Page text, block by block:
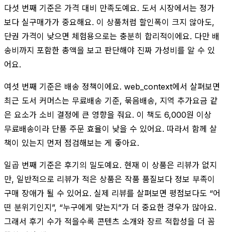
다섯 번째 기준은 가격 대비 만족도예요. 도서 시장에서는 정가
보다 실구매가가 중요해요. 이 상품처럼 할인폭이 크지 않아도,
단권 가격이 낮으면 체험용으로는 충분히 합리적이에요. 다만 배
송비까지 포함한 총액을 보고 판단해야 진짜 가성비를 알 수 있
어요.
여섯 번째 기준은 배송 정책이에요. web_context에서 살펴보면
최근 도서 커머스는 무료배송 기준, 묶음배송, 지역 추가요금 같
은 요소가 소비 결정에 큰 영향을 줘요. 이 책도 6,000원 이상
무료배송이라 단품 주문 효율이 낮을 수 있어요. 따라서 함께 살
책이 있는지 먼저 점검해보는 게 좋아요.
일곱 번째 기준은 후기의 밀도예요. 현재 이 상품은 리뷰가 없지
만, 일반적으로 리뷰가 적은 상품은 작품 품질보다 정보 부족이
구매 장애가 될 수 있어요. 실제 리뷰를 살펴보면 평점보다도 “어
떤 분위기인지”, “누구에게 맞는지”가 더 중요한 경우가 많아요.
그래서 후기 수가 적을수록 콘텐츠 소개와 장르 적합성을 더 꼼